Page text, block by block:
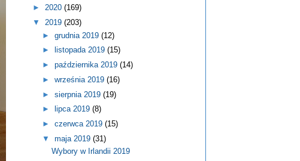
► 2020 (169)
▼ 2019 (203)
► grudnia 2019 (12)
►
listopada 2019 (15)
► października 2019 (14)
► września 2019 (16)
► sierpnia 2019 (19)
►
lipca 2019 (8)
► czerwca 2019 (15)
▼ maja 2019 (31)
Wybory w Irlandii 2019